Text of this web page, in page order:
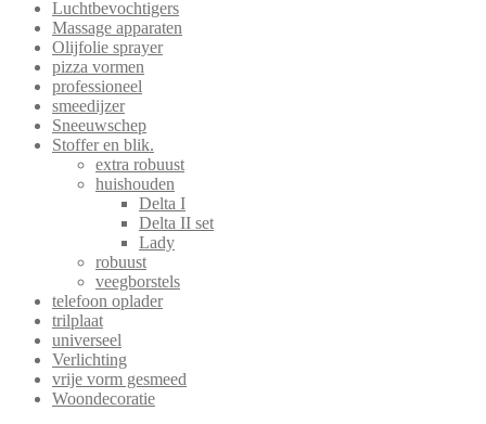
Luchtbevochtigers
Massage apparaten
Olijfolie sprayer
pizza vormen
professioneel
smeedijzer
Sneeuwschep
Stoffer en blik.
extra robuust
huishouden
Delta I
Delta II set
Lady
robuust
veegborstels
telefoon oplader
trilplaat
universeel
Verlichting
vrije vorm gesmeed
Woondecoratie